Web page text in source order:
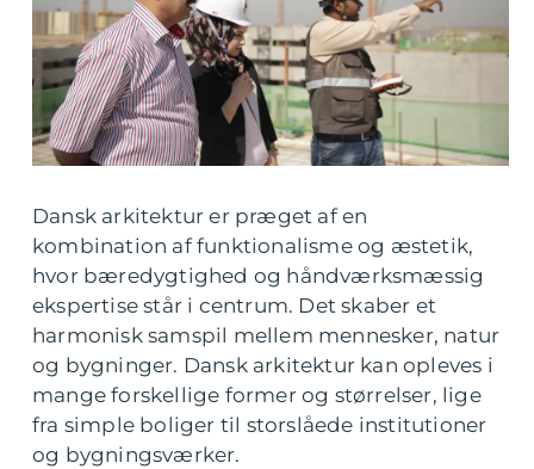
Dansk arkitektur er præget af en
kombination af funktionalisme og æstetik,
hvor bæredygtighed og håndværksmæssig
ekspertise står i centrum. Det skaber et
harmonisk samspil mellem mennesker, natur
og bygninger. Dansk arkitektur kan opleves i
mange forskellige former og størrelser, lige
fra simple boliger til storslåede institutioner
og bygningsværker.